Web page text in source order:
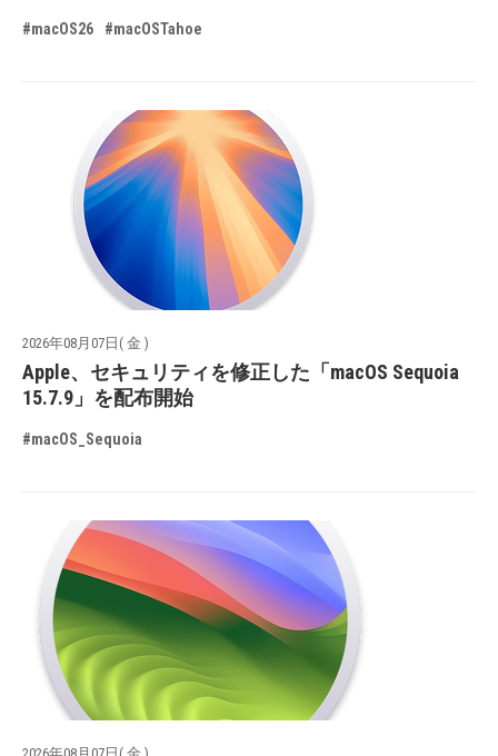
#macOS26 #macOSTahoe
2026年08月07日( 金 )
Apple、セキュリティを修正した「macOS Sequoia
15.7.9」を配布開始
#macOS_Sequoia